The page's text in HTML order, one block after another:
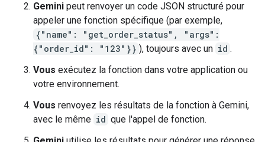
Gemini peut renvoyer un code JSON structuré pour
appeler une fonction spécifique (par exemple,
{"name": "get_order_status", "args":
{"order_id": "123"}} ), toujours avec un id .
Vous exécutez la fonction dans votre application ou
votre environnement.
Vous renvoyez les résultats de la fonction à Gemini,
avec le même id que l'appel de fonction.